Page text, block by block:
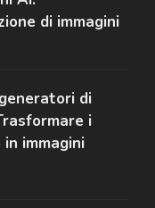
di immagini
di
i
immagini